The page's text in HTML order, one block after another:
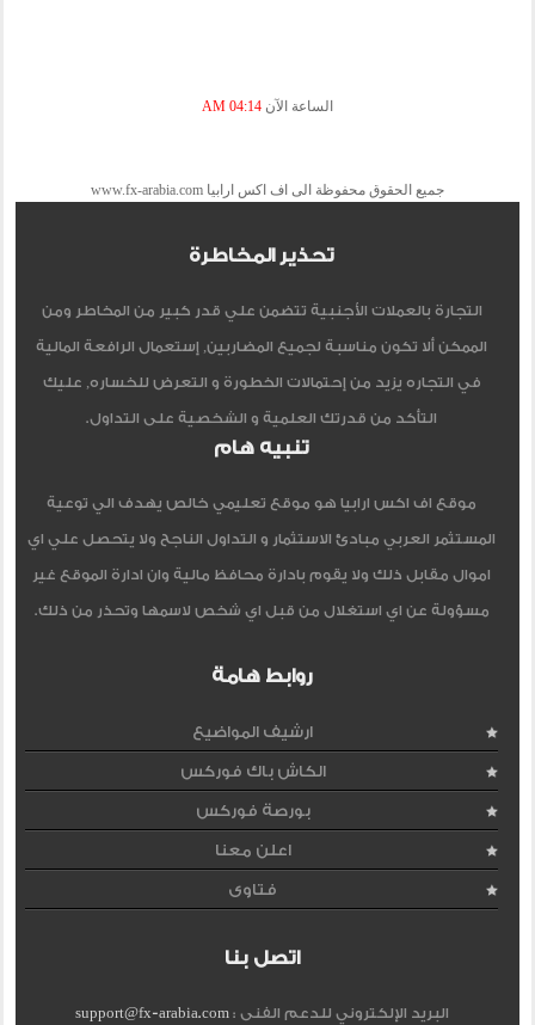
الساعة الآن 04:14 AM
جميع الحقوق محفوظة الى اف اكس ارابيا www.fx-arabia.com
تحذير المخاطرة
التجارة بالعملات الأجنبية تتضمن علي قدر كبير من المخاطر ومن
الممكن ألا تكون مناسبة لجميع المضاربين, إستعمال الرافعة المالية
في التجاره يزيد من إحتمالات الخطورة و التعرض للخساره, عليك
التأكد من قدرتك العلمية و الشخصية على التداول.
تنبيه هام
موقع اف اكس ارابيا هو موقع تعليمي خالص يهدف الي توعية
المستثمر العربي مبادئ الاستثمار و التداول الناجح ولا يتحصل علي اي
اموال مقابل ذلك ولا يقوم بادارة محافظ مالية وان ادارة الموقع غير
مسؤولة عن اي استغلال من قبل اي شخص لاسمها وتحذر من ذلك.
روابط هامة
ارشيف المواضيع
الكاش باك فوركس
بورصة فوركس
اعلن معنا
فتاوى
اتصل بنا
البريد الإلكتروني للدعم الفنى :support@fx-arabia.com